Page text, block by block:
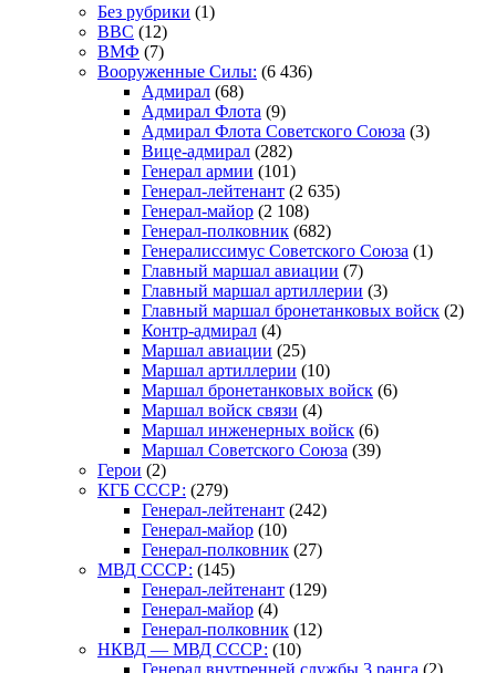
Без рубрики (1)
ВВС (12)
ВМФ (7)
Вооруженные Силы: (6 436)
Адмирал (68)
Адмирал Флота (9)
Адмирал Флота Советского Союза (3)
Вице-адмирал (282)
Генерал армии (101)
Генерал-лейтенант (2 635)
Генерал-майор (2 108)
Генерал-полковник (682)
Генералиссимус Советского Союза (1)
Главный маршал авиации (7)
Главный маршал артиллерии (3)
Главный маршал бронетанковых войск (2)
Контр-адмирал (4)
Маршал авиации (25)
Маршал артиллерии (10)
Маршал бронетанковых войск (6)
Маршал войск связи (4)
Маршал инженерных войск (6)
Маршал Советского Союза (39)
Герои (2)
КГБ СССР: (279)
Генерал-лейтенант (242)
Генерал-майор (10)
Генерал-полковник (27)
МВД СССР: (145)
Генерал-лейтенант (129)
Генерал-майор (4)
Генерал-полковник (12)
НКВД — МВД СССР: (10)
Генерал внутренней службы 3 ранга (2)